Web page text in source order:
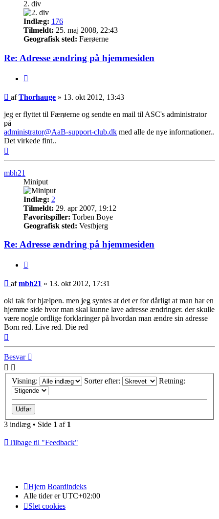
2. div
Indlæg: 176
Tilmeldt: 25. maj 2008, 22:43
Geografisk sted: Færøerne
Re: Adresse ændring på hjemmesiden
Indlæg
afThorhauge » 13. okt 2012, 13:43
jeg er flyttet til Færøerne og sendte en mail til ASC's administrator
på
administrator@AaB-support-club.dk med alle de nye informationer..
Det virkede fint..
mbh21
Miniput
Indlæg: 2
Tilmeldt: 29. apr 2007, 19:12
Favoritspiller: Torben Boye
Geografisk sted: Vestbjerg
Re: Adresse ændring på hjemmesiden
Indlæg
afmbh21 » 13. okt 2012, 17:31
oki tak for hjælpen. men jeg syntes at det er for dårligt at man har en
hjemme side hvor man skal kunne lave adresse ændringer. der skulle
være nogle ordlige forklaringer på hvordan man ændre sin adresse
Born red. Live red. Die red
Besvar
Visning: Sorter efter: Retning:
3 indlæg • Side 1 af 1
Tilbage til "Feedback"
Hjem Boardindeks
Alle tider erUTC+02:00
Slet cookies